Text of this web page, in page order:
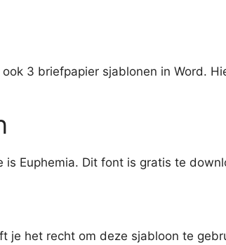
3 briefpapier sjablonen in Word.
Euphemia. Dit font is gratis te
je het recht om deze sjabloon te